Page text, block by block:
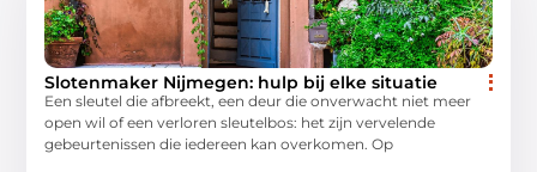
Slotenmaker Nijmegen: hulp bij elke situatie
Een sleutel die afbreekt, een deur die onverwacht niet meer
open wil of een verloren sleutelbos: het zijn vervelende
gebeurtenissen die iedereen kan overkomen. Op